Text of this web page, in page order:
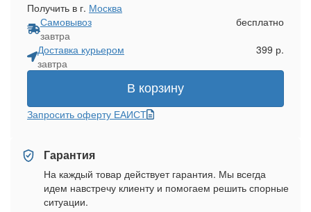
Получить в г. Москва
Самовывоз
завтра
бесплатно
Доставка курьером
завтра
399 р.
В корзину
Запросить оферту ЕАИСТ
Гарантия
На каждый товар действует гарантия. Мы всегда
идем навстречу клиенту и помогаем решить спорные
ситуации.